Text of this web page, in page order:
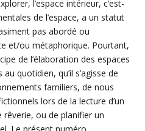
l’espace intérieur, c’est-
de l’espace, a un statut
pas abordé ou
et/ou métaphorique. Pourtant,
de l’élaboration des espaces
quotidien, qu’il s’agisse de
familiers, de nous
lors de la lecture d’un
rêverie, ou de planifier un
Le présent numéro